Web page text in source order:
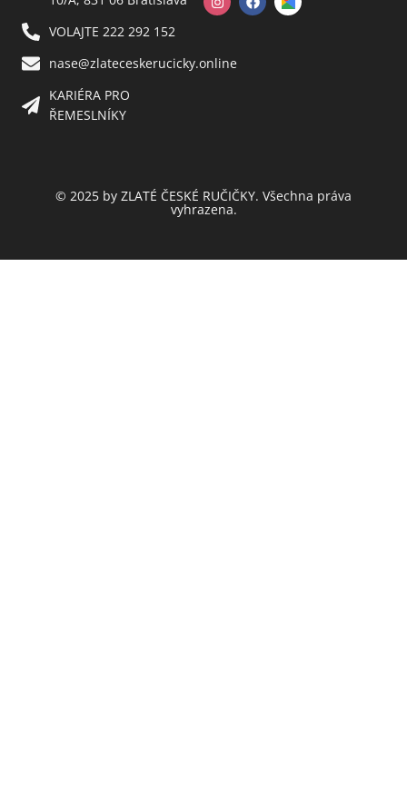
VOLAJTE 222 292 152
nase@zlateceskerucicky.online
KARIÉRA PRO
ŘEMESLNÍKY
© 2025 by ZLATÉ ČESKÉ RUČIČKY. Všechna práva
vyhrazena.